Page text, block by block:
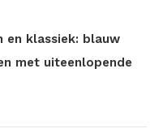
en klassiek: blauw
met uiteenlopende